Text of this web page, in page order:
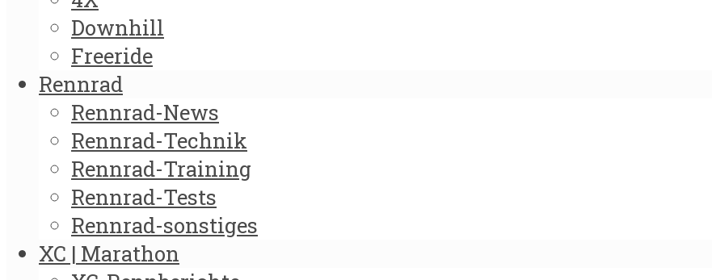
Downhill
Freeride
Rennrad
Rennrad-News
Rennrad-Technik
Rennrad-Training
Rennrad-Tests
Rennrad-sonstiges
XC | Marathon